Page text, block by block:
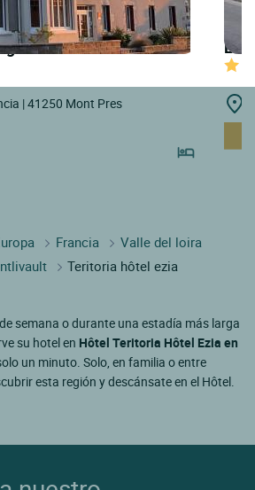
Hôtel le Saint Florent
| 41250 Mont Pres
Francia
Valle del loira
Teritoria hôtel ezia
semana o durante una estadía más larga
su hotel en Hôtel Teritoria Hôtel Ezia en
un minuto. Solo, en familia o entre
esta región y descánsate en el Hôtel.